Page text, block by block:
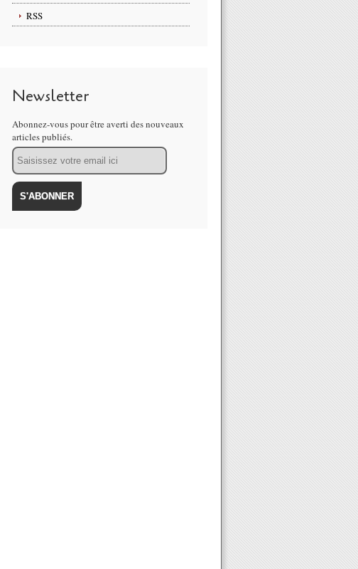
RSS
Newsletter
Abonnez-vous pour être averti des nouveaux
articles publiés.
Email